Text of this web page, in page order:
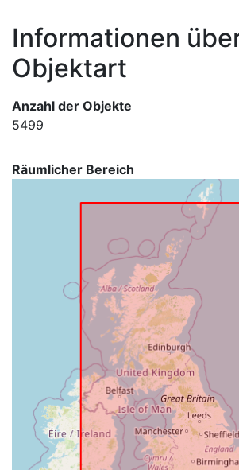
Informationen
Objektart
Anzahl der Objekte
5499
Räumlicher Bereich